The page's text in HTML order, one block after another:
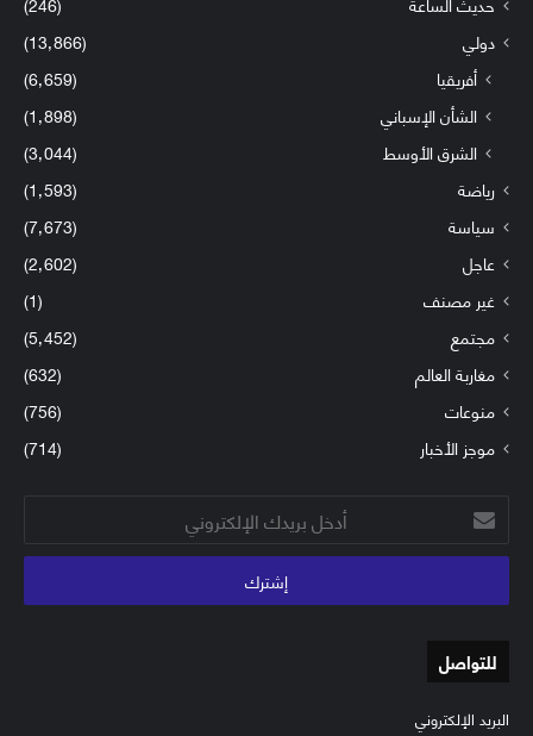
دولي
(13٬866)
أفريقيا
(6٬659)
الشأن الإسباني
(1٬898)
الشرق الأوسط
(3٬044)
رياضة
(1٬593)
سياسة
(7٬673)
عاجل
(2٬602)
غير مصنف
(1)
مجتمع
(5٬452)
مغاربة العالم
(632)
منوعات
(756)
موجز الأخبار
(714)
أدخل
بريدك
الإلكتروني
للتواصل
البريد الإلكتروني